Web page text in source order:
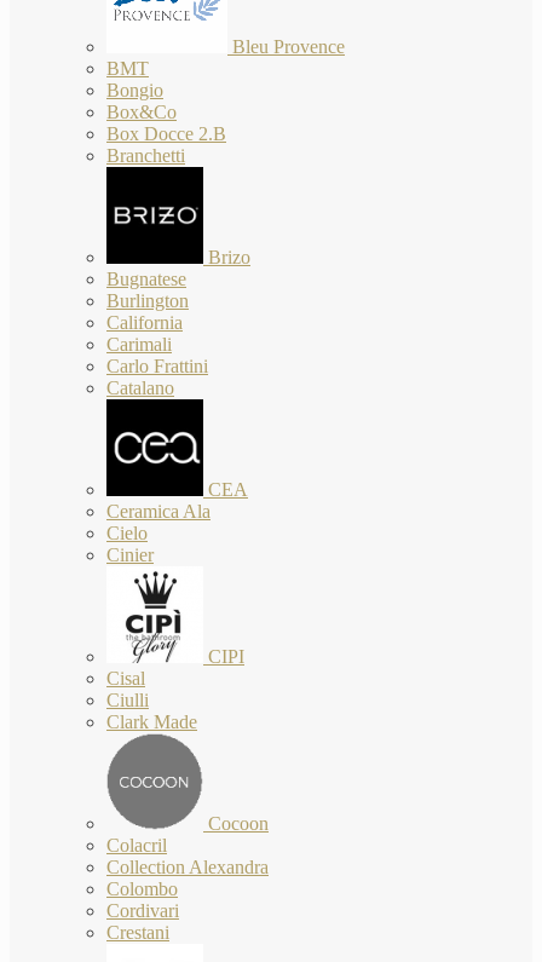
Bleu Provence
BMT
Bongio
Box&Co
Box Docce 2.B
Branchetti
Brizo
Bugnatese
Burlington
California
Carimali
Carlo Frattini
Catalano
CEA
Ceramica Ala
Cielo
Cinier
CIPI
Cisal
Ciulli
Clark Made
Cocoon
Colacril
Collection Alexandra
Colombo
Cordivari
Crestani